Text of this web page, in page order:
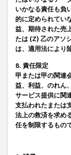
いかなる責任も負
的に定められてい
益、期待された売
たは (Z) 乙のアソ
は、適用法により
8. 責任限定
甲または甲の関連
益、利益、のれん
サービス提供に関
支払われたまたは
法上の救済を求め
任を制限するもの